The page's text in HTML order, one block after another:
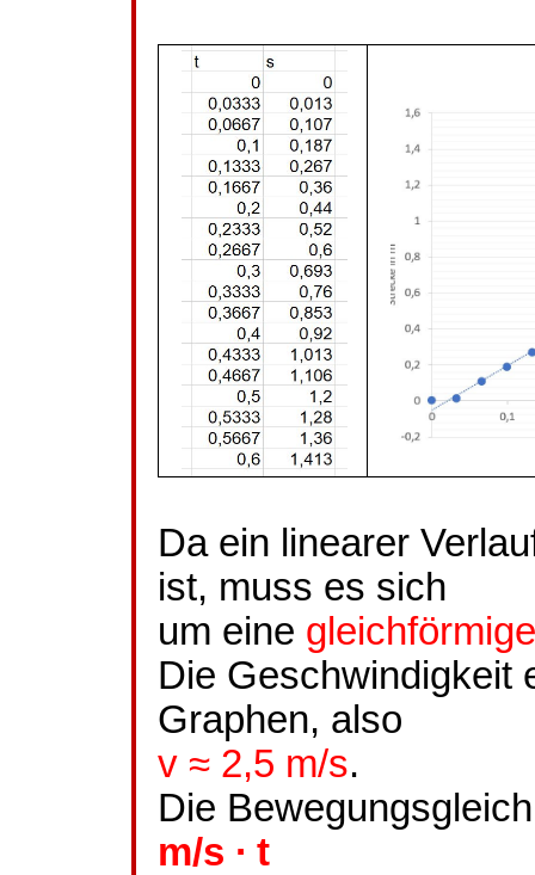
Da ein linearer
ist, muss es sich
um eine
Die Geschwindigkeit
Graphen, also
v ≈ 2,5 m/s.
Die
m/s ∙ t